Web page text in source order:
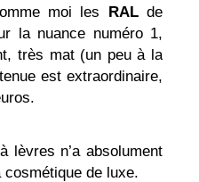
moi les RALde
la nuance numéro 1,
très mat (un peu à la
est extraordinaire,
lèvres n’a absolument
de luxe.